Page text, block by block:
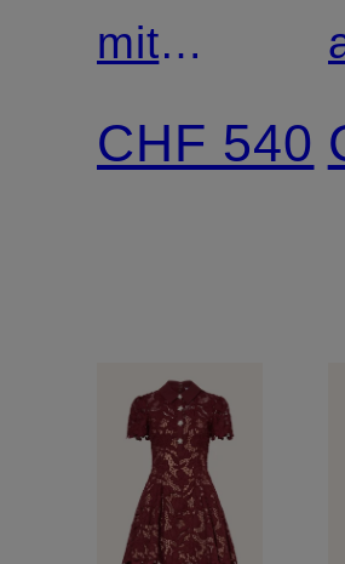
mit
Lochspitze
CHF 540